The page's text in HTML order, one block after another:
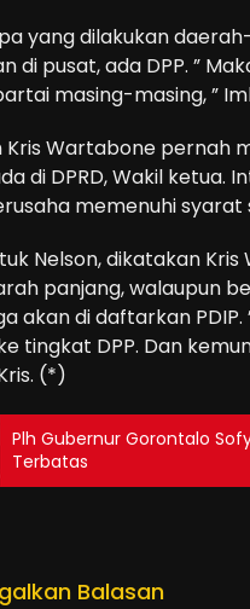
yang dilakukan
di pusat, ada DPP. ”
masing-masing, ”
Kris Wartabone pernah
di DPRD, Wakil ketua.
memenuhi syarat
Nelson, dikatakan
panjang, walaupun
akan di daftarkan
tingkat DPP. Dan
(*)
Plh Gubernur Gorontalo
Terbatas
Balasan